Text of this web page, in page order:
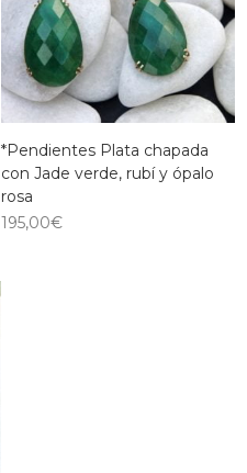
*Pendientes Plata chapada
con Jade verde, rubí y ópalo
rosa
195,00€